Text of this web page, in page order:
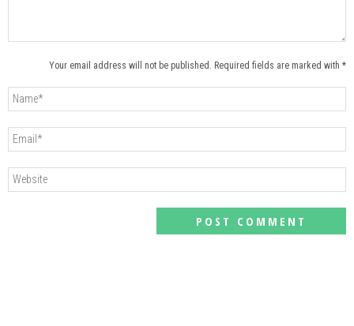
Your email address will not be published. Required fields are marked with *